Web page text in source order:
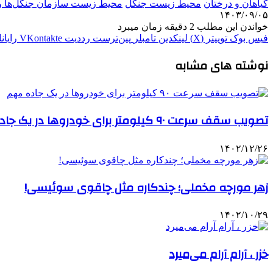
گیاهان و درختان محیط زیست جنگل محیط زیست سازمان جنگل‌ها
۱۴۰۳/۰۹/۰۵
خواندن این مطلب 2 دقیقه زمان میبرد
فیس بوک توییتر (X) لینکدین ‫تامبلر ‫پین‌ترست ‫رددیت ‫VKontakte
نوشته های مشابه
تصویب سقف سرعت ۹۰ کیلومتر برای خودروها در یک جاده مهم
۱۴۰۲/۱۲/۲۶
زهر مورچه مخملی؛ چندکاره مثل چاقوی سوئیسی!
۱۴۰۲/۱۰/۲۹
خزر ، آرام آرام می‌میرد